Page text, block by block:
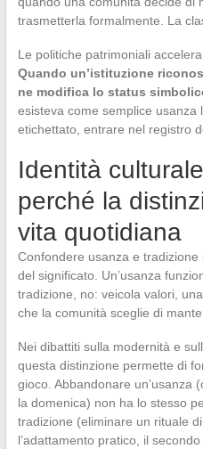
trasmetterla formalmente. La
Le politiche patrimoniali
Quando un’istituzione
ne modifica lo status
esisteva come semplice usanza
etichettato, entrare nel registro
Identità
perché la
vita quotidiana
Confondere usanza e
del significato. Un’usanza
tradizione, no: veicola valori,
che la comunità sceglie di
Nei dibattiti sulla modernità e
questa distinzione permette di
gioco. Abbandonare un’usanza
la domenica) non ha lo stesso
tradizione (eliminare un rituale
l’adattamento pratico, il